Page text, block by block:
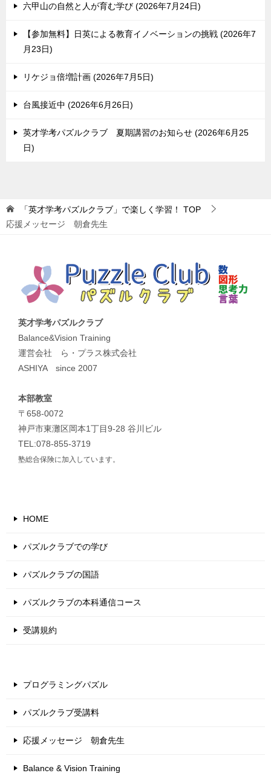
六甲山の自然と人が育む学び 2026年7月24日
【参加無料】日英による教育イノベーションの挑戦
2026年7
月23日
リケジョ倍増計画 2026年7月5日
台風接近中 2026年6月26日
英才学考パズルクラブ 夏期講習のお知らせ
2026年6月25
日
「英才学考パズルクラブ」で楽しく学習！
TOP
応援メッセージ 朝倉先生
英才学考パズルクラブ
Balance&Vision Training
運営会社 ら・プラス株式会社
ASHIYA since 2007
本部教室
〒658-0072
神戸市東灘区岡本1丁目9-28 谷川ビル
TEL:078-855-3719
塾総合保険に加入しています。
HOME
パズルクラブでの学び
パズルクラブの国語
パズルクラブの本科通信コース
受講規約
プログラミングパズル
パズルクラブ受講料
応援メッセージ 朝倉先生
Balance & Vision Training